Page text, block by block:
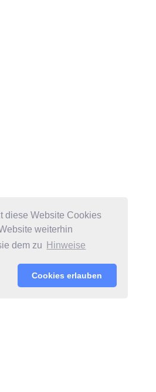
diese Website Cookies
weiterhin
dem zu
Hinweise
Cookies erlauben